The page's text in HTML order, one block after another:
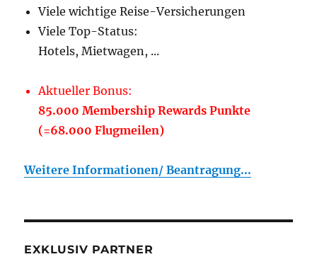
Viele wichtige Reise-Versicherungen
Viele Top-Status:
Hotels, Mietwagen, ...
Aktueller Bonus:
85.000 Membership Rewards Punkte
(=68.000 Flugmeilen)
Weitere Informationen/ Beantragung...
EXKLUSIV PARTNER